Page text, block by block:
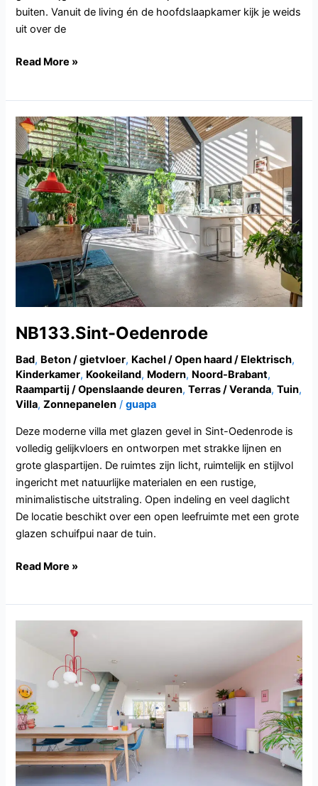
buiten. Vanuit de living én de hoofdslaapkamer kijk je weids
uit over de
Read More »
NB133.Sint-Oedenrode
Bad, Beton / gietvloer, Kachel / Open haard / Elektrisch,
Kinderkamer, Kookeiland, Modern, Noord-Brabant,
Raampartij / Openslaande deuren,Terras / Veranda,Tuin,
Villa,Zonnepanelen /guapa
Deze moderne villa met glazen gevel in Sint-Oedenrode is
volledig gelijkvloers en ontworpen met strakke lijnen en
grote glaspartijen. De ruimtes zijn licht, ruimtelijk en stijlvol
ingericht met natuurlijke materialen en een rustige,
minimalistische uitstraling. Open indeling en veel daglicht
De locatie beschikt over een open leefruimte met een grote
glazen schuifpui naar de tuin.
NB133.Sint-
Oedenrode
Read More »
NB132.Tilburg